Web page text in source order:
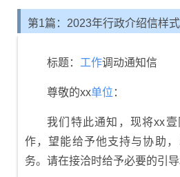
第1篇：2023年行政介绍信样
标题： 工作调动通知信
尊敬的xx单位 ：
我们特此通知，现将xx
作，望能给予他支持与协助
务。请在接洽时给予必要的引导